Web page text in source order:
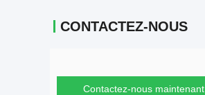
CONTACTEZ-NOUS
Contactez-nous maintenant